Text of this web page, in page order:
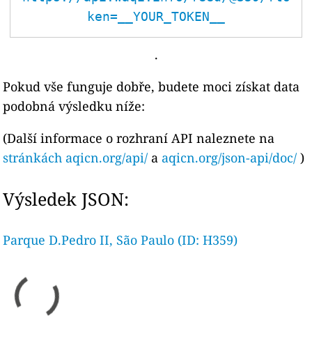
ken=__YOUR_TOKEN__
.
Pokud vše funguje dobře, budete moci získat data
podobná výsledku níže:
(Další informace o rozhraní API naleznete na
stránkách aqicn.org/api/ a aqicn.org/json-api/doc/ )
Výsledek JSON:
Parque D.Pedro II, São Paulo (ID: H359)